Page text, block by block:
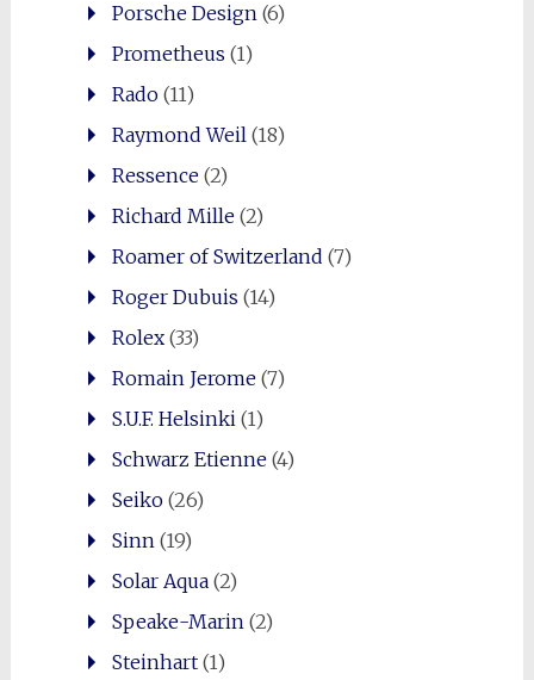
Porsche Design(6)
Prometheus (1)
Rado(11)
Raymond Weil(18)
Ressence(2)
Richard Mille(2)
Roamer of Switzerland (7)
Roger Dubuis (14)
Rolex(33)
Romain Jerome(7)
S.U.F. Helsinki(1)
Schwarz Etienne(4)
Seiko(26)
Sinn(19)
Solar Aqua(2)
Speake-Marin(2)
Steinhart(1)